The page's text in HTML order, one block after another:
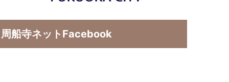
周船寺ネットFacebook